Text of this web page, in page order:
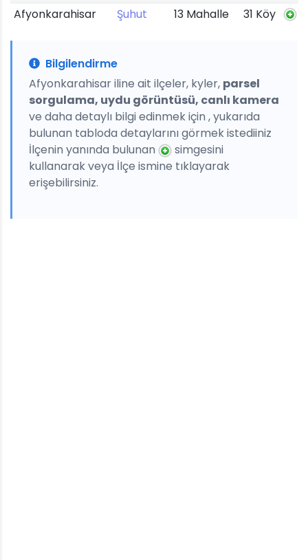
Afyonkarahisar
Şuhut 13 Mahalle 31 Köy
Bilgilendirme
Afyonkarahisar iline ait ilçeler, kyler, parsel
sorgulama, uydu görüntüsü, canlı kamera
ve daha detaylı bilgi edinmek için , yukarıda
bulunan tabloda detaylarını görmek istediiniz
İlçenin yanında bulunan
simgesini
kullanarak veya İlçe ismine tıklayarak
erişebilirsiniz.